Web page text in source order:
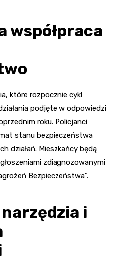
współpraca
które rozpocznie cykl
podjęte w odpowiedzi
roku. Policjanci
stanu bezpieczeństwa
działań. Mieszkańcy będą
zdiagnozowanymi
Bezpieczeństwa”.
i